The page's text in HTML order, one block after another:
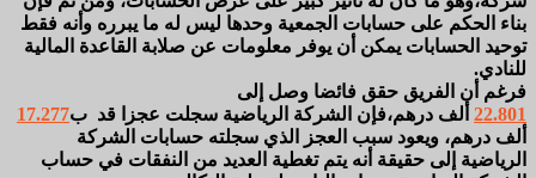
بناء الحكم على حسابات الجمعية وحدها ليس له ما يبرره وأنه فقط
توحيد الحسابات يمكن أن يوفر معلومات عن صلابة القاعدة المالية
للنادي.
فرغم أن الفريق حقق فائضا وصل إلى
22.801 ألف درهم،فإن الشركة الرياضية سجلت عجزا قد ب17.277
ألف درهم، ويعود سبب العجز الذي سجلته حسابات الشركة
الرياضية إلى حقيقة أنه يتم تغطية العديد من النفقات في حساب